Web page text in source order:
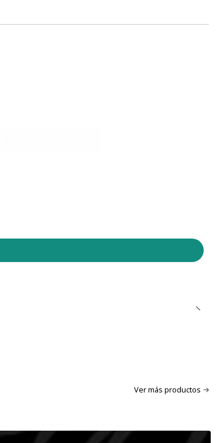
Ver más productos